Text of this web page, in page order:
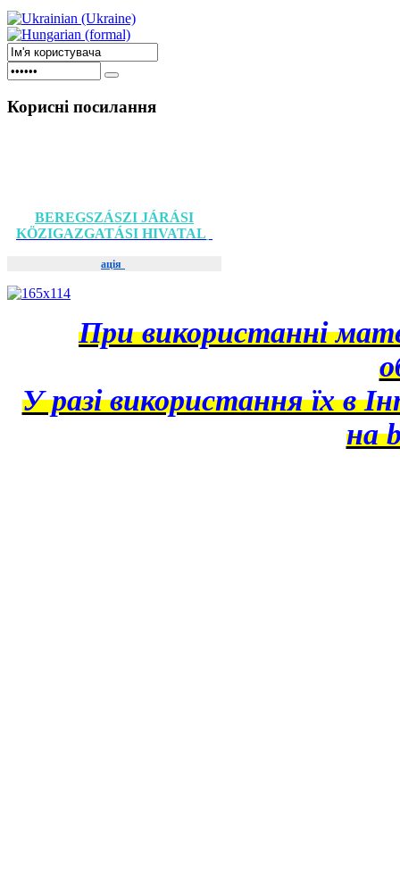
Корисні посилання
BEREGSZÁSZI JÁRÁSI
KÖZIGAZGATÁSI HIVATAL
ація
При використанні
У разі використання їх в
на